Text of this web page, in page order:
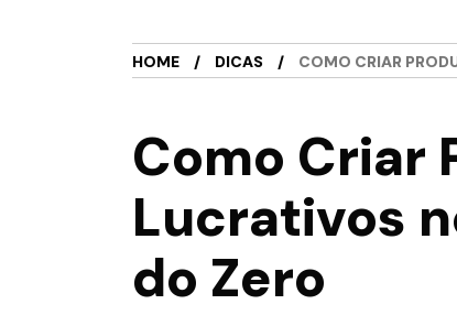
HOME DICAS COMO CRIAR
Como Criar
Lucrativos
do Zero